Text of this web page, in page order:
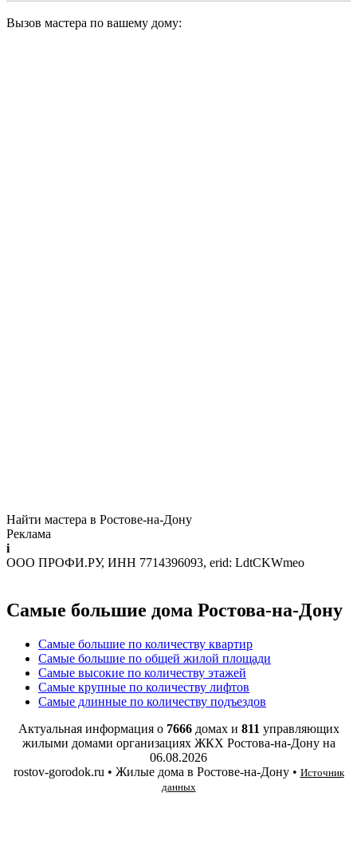
Вызов мастера по вашему дому:
Найти мастера в Ростове-на-Дону
Реклама
i
ООО ПРОФИ.РУ, ИНН 7714396093, erid: LdtCKWmeo
Самые большие дома Ростова-на-Дону
Самые большие по количеству квартир
Самые большие по общей жилой площади
Самые высокие по количеству этажей
Самые крупные по количеству лифтов
Самые длинные по количеству подъездов
Актуальная информация о 7666 домах и 811 управляющих
жилыми домами организациях ЖКХ Ростова-на-Дону на
06.08.2026
rostov-gorodok.ru • Жилые дома в Ростове-на-Дону • Источник
данных